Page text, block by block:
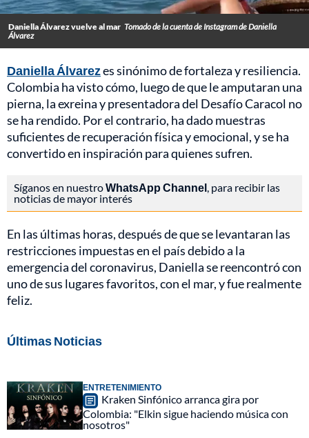
Daniella Álvarez vuelve al mar Tomado de la cuenta de Instagram de Daniella
Álvarez
Daniella Álvarezes sinónimo de fortaleza y resiliencia.
Colombia ha visto cómo, luego de que le amputaran una
pierna, la exreina y presentadora del Desafío Caracol no
se ha rendido. Por el contrario, ha dado muestras
suficientes de recuperación física y emocional, y se ha
convertido en inspiración para quienes sufren.
Síganos en nuestroWhatsApp Channel, para recibir las
noticias de mayor interés
En las últimas horas, después de que se levantaran las
restricciones impuestas en el país debido a la
emergencia del coronavirus, Daniella se reencontró con
uno de sus lugares favoritos, con el mar, y fue realmente
feliz.
Últimas Noticias
ENTRETENIMIENTO
Kraken Sinfónico arranca gira por
Colombia: "Elkin sigue haciendo música con
nosotros"